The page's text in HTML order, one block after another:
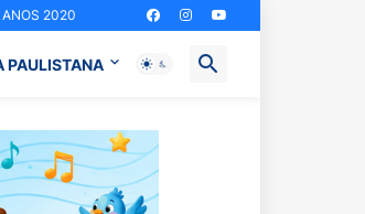
ANOS 2020
PAULISTANA